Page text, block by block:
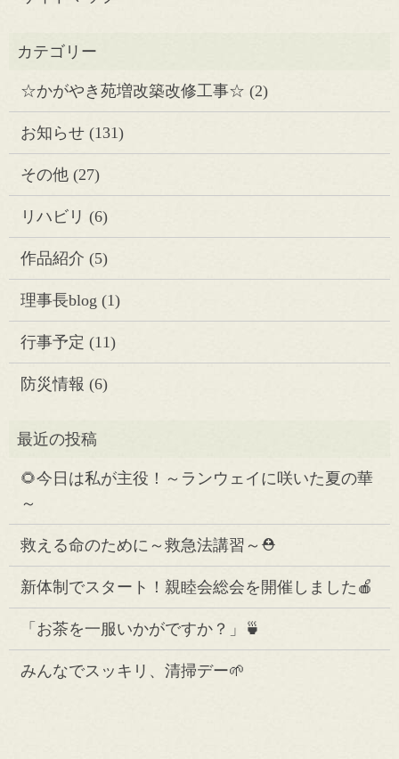
☆かがやき苑増改築改修工事☆ (2)
お知らせ(131)
その他(27)
リハビリ (6)
作品紹介 (5)
理事長blog (1)
行事予定 (11)
防災情報 (6)
🌻今日は私が主役！～ランウェイに咲いた夏の華
～
救える命のために～救急法講習～⛑️
新体制でスタート！親睦会総会を開催しました🍎
「お茶を一服いかがですか？」🍵
みんなでスッキリ、清掃デー🌱